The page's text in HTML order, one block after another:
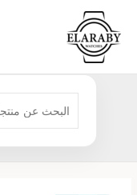
المحتوى
البحث
عن: